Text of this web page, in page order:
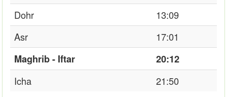
Dohr
13:09
Asr
17:01
Maghrib - Iftar
20:12
Icha
21:50